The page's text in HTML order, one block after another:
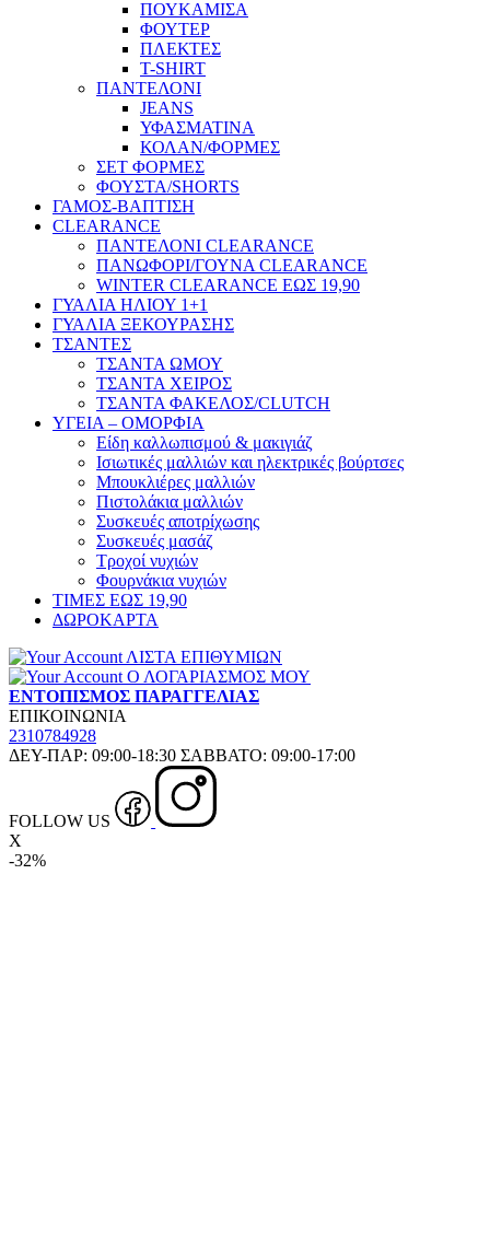
ΠΟΥΚΑΜΙΣΑ
ΦΟΥΤΕΡ
ΠΛΕΚΤΕΣ
T-SHIRT
ΠΑΝΤΕΛΟΝΙ
JEANS
ΥΦΑΣΜΑΤΙΝΑ
ΚΟΛΑΝ/ΦΟΡΜΕΣ
ΣΕΤ ΦΟΡΜΕΣ
ΦΟΥΣΤΑ/SHORTS
ΓΑΜΟΣ-ΒΑΠΤΙΣΗ
CLEARANCE
ΠΑΝΤΕΛΟΝΙ CLEARANCE
ΠΑΝΩΦΟΡΙ/ΓΟΥΝΑ CLEARANCE
WINTER CLEARANCE ΕΩΣ 19,90
ΓΥΑΛΙΑ ΗΛΙΟΥ 1+1
ΓΥΑΛΙΑ ΞΕΚΟΥΡΑΣΗΣ
ΤΣΑΝΤΕΣ
ΤΣΑΝΤΑ ΩΜΟΥ
ΤΣΑΝΤΑ ΧΕΙΡΟΣ
ΤΣΑΝΤΑ ΦΑΚΕΛΟΣ/CLUTCH
ΥΓΕΙΑ – ΟΜΟΡΦΙΑ
Είδη καλλωπισμού & μακιγιάζ
Ισιωτικές μαλλιών και ηλεκτρικές βούρτσες
Μπουκλιέρες μαλλιών
Πιστολάκια μαλλιών
Συσκευές αποτρίχωσης
Συσκευές μασάζ
Τροχοί νυχιών
Φουρνάκια νυχιών
ΤΙΜΕΣ ΕΩΣ 19,90
ΔΩΡΟΚΑΡΤΑ
ΛΙΣΤΑ ΕΠΙΘΥΜΙΩΝ
Ο ΛΟΓΑΡΙΑΣΜΟΣ ΜΟΥ
ΕΝΤΟΠΙΣΜΟΣ ΠΑΡΑΓΓΕΛΙΑΣ
ΕΠΙΚΟΙΝΩΝΙΑ
2310784928
ΔΕΥ-ΠΑΡ: 09:00-18:30 ΣΑΒΒΑΤΟ: 09:00-17:00
FOLLOW US
X
-32%